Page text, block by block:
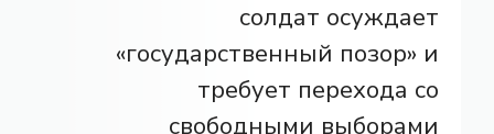
солдат осуждает
«государственный позор» и
требует перехода со
свободными выборами